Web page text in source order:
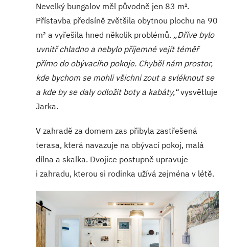
Nevelký bungalov měl původně jen 83 m².
Přístavba předsíně zvětšila obytnou plochu na 90
m² a vyřešila hned několik problémů. „Dříve bylo
uvnitř chladno a nebylo příjemné vejít téměř
přímo do obývacího pokoje. Chyběl nám prostor,
kde bychom se mohli všichni zout a svléknout se
a kde by se daly odložit boty a kabáty,“vysvětluje
Jarka.
V zahradě za domem zas přibyla zastřešená
terasa, která navazuje na obývací pokoj, malá
dílna a skalka. Dvojice postupně upravuje
i zahradu, kterou si rodinka užívá zejména v létě.